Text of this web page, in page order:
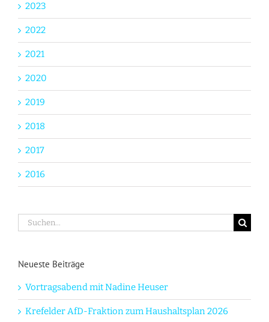
2023
2022
2021
2020
2019
2018
2017
2016
Suche
nach:
Neueste Beiträge
Vortragsabend mit Nadine Heuser
Krefelder AfD-Fraktion zum Haushaltsplan 2026